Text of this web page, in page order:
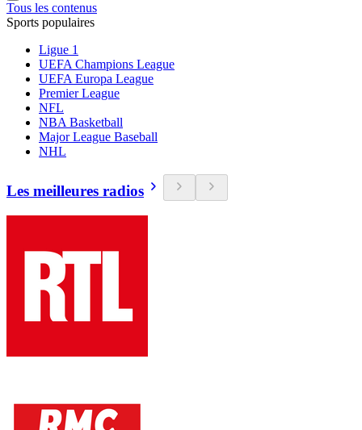
Tous les contenus
Sports populaires
Ligue 1
UEFA Champions League
UEFA Europa League
Premier League
NFL
NBA Basketball
Major League Baseball
NHL
Les meilleures radios